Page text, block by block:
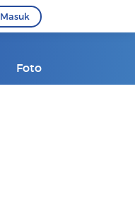
Masuk
Foto